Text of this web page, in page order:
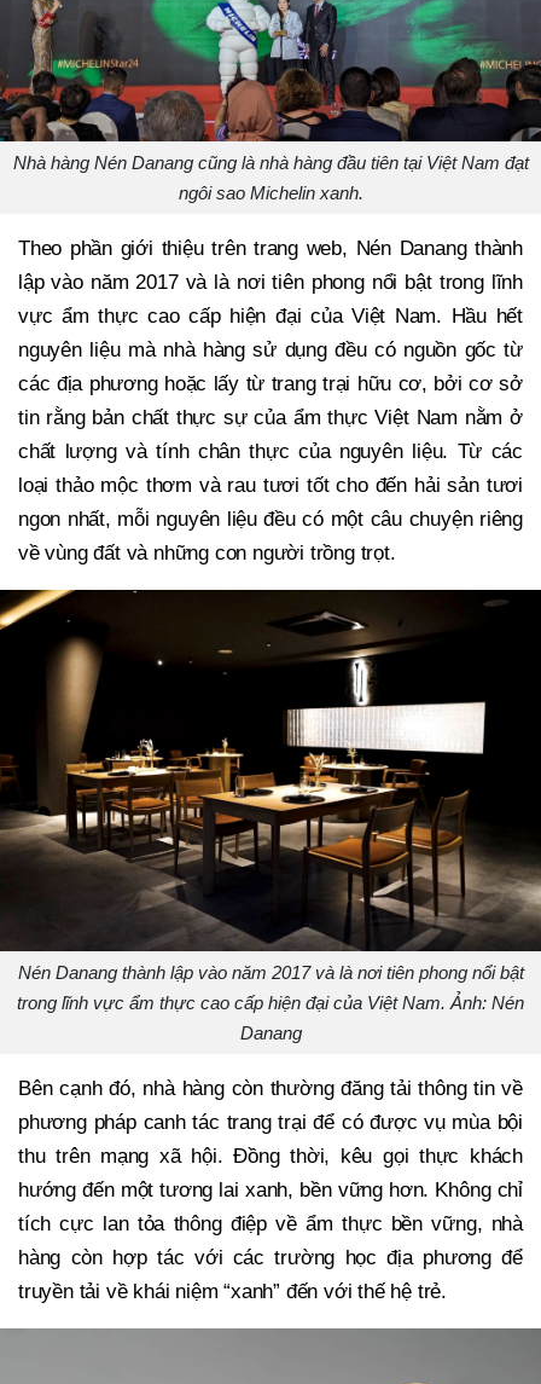
Nhà hàng Nén Danang cũng là nhà hàng đầu tiên tại Việt Nam đạt
ngôi sao Michelin xanh.
Theo phần giới thiệu trên trang web, Nén Danang thành
lập vào năm 2017 và là nơi tiên phong nổi bật trong lĩnh
vực ẩm thực cao cấp hiện đại của Việt Nam. Hầu hết
nguyên liệu mà nhà hàng sử dụng đều có nguồn gốc từ
các địa phương hoặc lấy từ trang trại hữu cơ, bởi cơ sở
tin rằng bản chất thực sự của ẩm thực Việt Nam nằm ở
chất lượng và tính chân thực của nguyên liệu. Từ các
loại thảo mộc thơm và rau tươi tốt cho đến hải sản tươi
ngon nhất, mỗi nguyên liệu đều có một câu chuyện riêng
về vùng đất và những con người trồng trọt.
Nén Danang thành lập vào năm 2017 và là nơi tiên phong nổi bật
trong lĩnh vực ẩm thực cao cấp hiện đại của Việt Nam. Ảnh: Nén
Danang
Bên cạnh đó, nhà hàng còn thường đăng tải thông tin về
phương pháp canh tác trang trại để có được vụ mùa bội
thu trên mạng xã hội. Đồng thời, kêu gọi thực khách
hướng đến một tương lai xanh, bền vững hơn. Không chỉ
tích cực lan tỏa thông điệp về ẩm thực bền vững, nhà
hàng còn hợp tác với các trường học địa phương để
truyền tải về khái niệm “xanh” đến với thế hệ trẻ.